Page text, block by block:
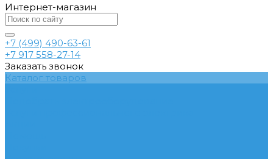
Интернет-магазин
+7 (499) 490-63-61
+7 917 558-27-14
Заказать звонок
Каталог товаров